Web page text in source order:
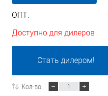
ОПТ:
Доступно для дилеров
Стать дилером!
Кол-во: